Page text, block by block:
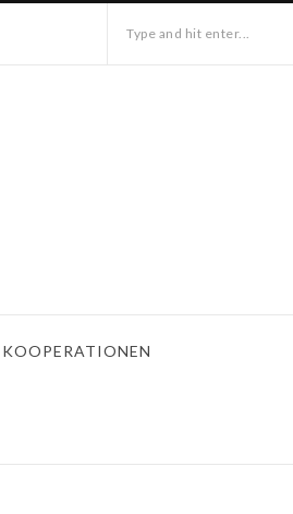
Type and hit enter...
KOOPERATIONEN